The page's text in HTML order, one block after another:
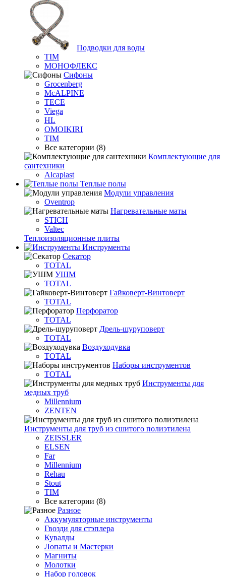
Подводки для воды
TIM
МОНОФЛЕКС
Сифоны
Grocenberg
McALPINE
TECE
Viega
HL
OMOIKIRI
TIM
Все категории (8)
Комплектующие для
сантехники
Alcaplast
Теплые полы
Модули управления
Oventrop
Нагревательные маты
STICH
Valtec
Теплоизоляционные плиты
Инструменты
Секатор
TOTAL
УШМ
TOTAL
Гайковерт-Винтоверт
TOTAL
Перфоратор
TOTAL
Дрель-шуруповерт
TOTAL
Воздуходувка
TOTAL
Наборы инструментов
TOTAL
Инструменты для
медных труб
Millennium
ZENTEN
Инструменты для труб из сшитого полиэтилена
ZEISSLER
ELSEN
Far
Millennium
Rehau
Stout
TIM
Все категории (8)
Разное
Аккумуляторные инструменты
Гвозди для стэплера
Кувалды
Лопаты и Мастерки
Магниты
Молотки
Набор головок